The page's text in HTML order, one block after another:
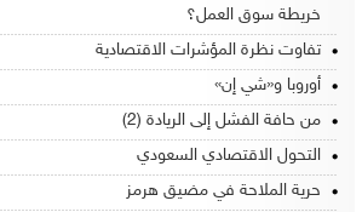
خريطة سوق العمل؟
تفاوت نظرة المؤشرات الاقتصادية
أوروبا و«شي إن»
من حافة الفشل إلى الريادة (2)
التحول الاقتصادي السعودي
حرية الملاحة في مضيق هرمز